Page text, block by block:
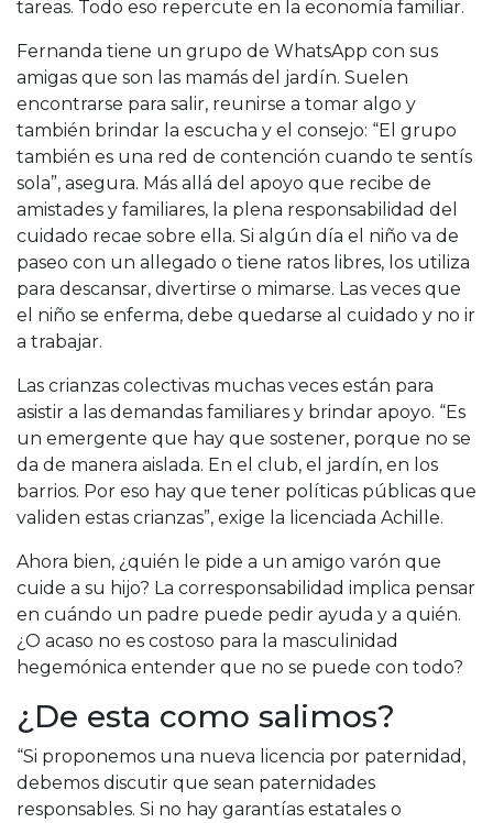
tareas. Todo eso repercute en la economía familiar.
Fernanda tiene un grupo de WhatsApp con sus
amigas que son las mamás del jardín. Suelen
encontrarse para salir, reunirse a tomar algo y
también brindar la escucha y el consejo: “El grupo
también es una red de contención cuando te sentís
sola”, asegura. Más allá del apoyo que recibe de
amistades y familiares, la plena responsabilidad del
cuidado recae sobre ella. Si algún día el niño va de
paseo con un allegado o tiene ratos libres, los utiliza
para descansar, divertirse o mimarse. Las veces que
el niño se enferma, debe quedarse al cuidado y no ir
a trabajar.
Las crianzas colectivas muchas veces están para
asistir a las demandas familiares y brindar apoyo. “Es
un emergente que hay que sostener, porque no se
da de manera aislada. En el club, el jardín, en los
barrios. Por eso hay que tener políticas públicas que
validen estas crianzas”, exige la licenciada Achille.
Ahora bien, ¿quién le pide a un amigo varón que
cuide a su hijo? La corresponsabilidad implica pensar
en cuándo un padre puede pedir ayuda y a quién.
¿O acaso no es costoso para la masculinidad
hegemónica entender que no se puede con todo?
¿De esta como salimos?
“Si proponemos una nueva licencia por paternidad,
debemos discutir que sean paternidades
responsables. Si no hay garantías estatales o